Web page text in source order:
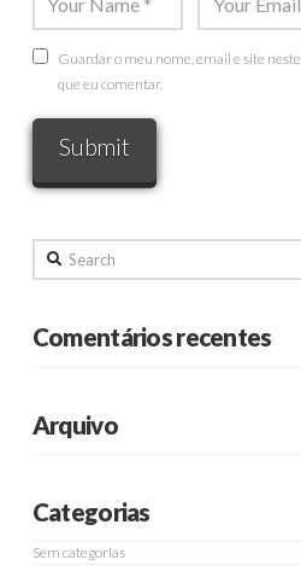
Guardar o meu nome, email e site
que eu comentar.
Search
Comentários recentes
Arquivo
Categorias
Sem categorias